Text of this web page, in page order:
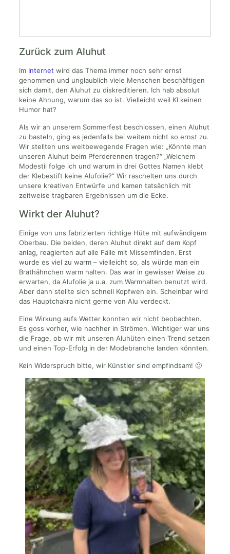
Zurück zum Aluhut
Im Internet wird das Thema immer noch sehr ernst
genommen und unglaublich viele Menschen beschäftigen
sich damit, den Aluhut zu diskreditieren. Ich hab absolut
keine Ahnung, warum das so ist. Vielleicht weil KI keinen
Humor hat?
Als wir an unserem Sommerfest beschlossen, einen Aluhut
zu basteln, ging es jedenfalls bei weitem nicht so ernst zu.
Wir stellten uns weltbewegende Fragen wie: „Könnte man
unseren Aluhut beim Pferderennen tragen?“ „Welchem
Modestil folge ich und warum in drei Gottes Namen klebt
der Klebestift keine Alufolie?“ Wir raschelten uns durch
unsere kreativen Entwürfe und kamen tatsächlich mit
zeitweise tragbaren Ergebnissen um die Ecke.
Wirkt der Aluhut?
Einige von uns fabrizierten richtige Hüte mit aufwändigem
Oberbau. Die beiden, deren Aluhut direkt auf dem Kopf
anlag, reagierten auf alle Fälle mit Missemfinden. Erst
wurde es viel zu warm – vielleicht so, als würde man ein
Brathähnchen warm halten. Das war in gewisser Weise zu
erwarten, da Alufolie ja u.a. zum Warmhalten benutzt wird.
Aber dann stellte sich schnell Kopfweh ein. Scheinbar wird
das Hauptchakra nicht gerne von Alu verdeckt.
Eine Wirkung aufs Wetter konnten wir nicht beobachten.
Es goss vorher, wie nachher in Strömen. Wichtiger war uns
die Frage, ob wir mit unseren Aluhüten einen Trend setzen
und einen Top-Erfolg in der Modebranche landen könnten.
Kein Widerspruch bitte, wir Künstler sind empfindsam! 🙂